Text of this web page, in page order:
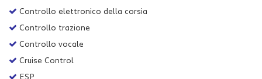
Controllo elettronico della corsia
Controllo trazione
Controllo vocale
Cruise Control
ESP